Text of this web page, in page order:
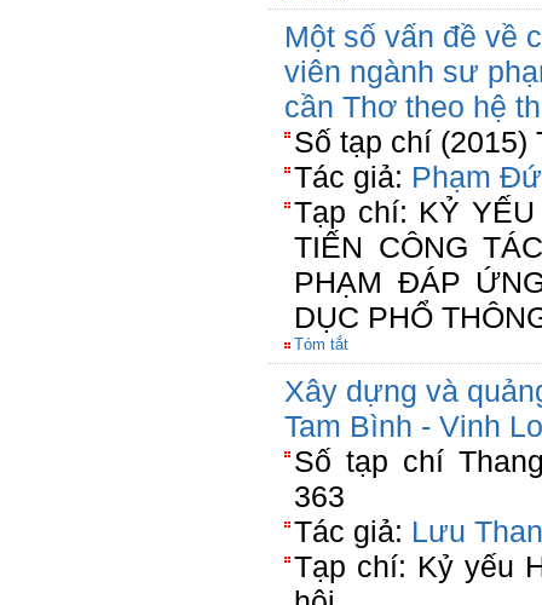
Một số vấn đề về
viên ngành sư
cần Thơ theo hệ
Số tạp chí (2015)
Tác giả: Phạm
Tạp chí: KỶ
TIẾN CÔNG
PHẠM ĐÁP
DỤC PHỔ
Tóm tắt
Xây dựng và
Tam Bình - Vinh
Số tạp chí
363
Tác giả: Lưu
Tạp chí: Kỷ yếu